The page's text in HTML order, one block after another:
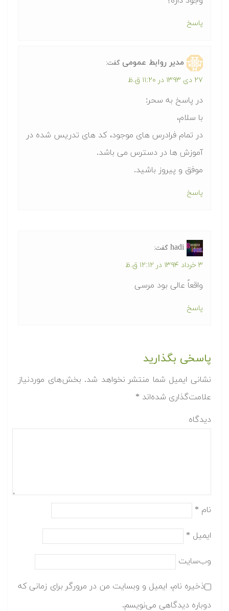
پاسخ
مدیر روابط عمومی گفت:
۲۷ دی ۱۳۹۳ در ۱۱:۲۰ ق.ظ
در پاسخ به سحر:
با سلام،
در تمام فرادرس های موجود، کد های تدریس شده در
آموزش ها در دسترس می باشد.
موفق و پیروز باشید.
پاسخ
hadi گفت:
۳ خرداد ۱۳۹۴ در ۱۲:۱۲ ق.ظ
واقعاً عالی بود مرسی
پاسخ
پاسخی بگذارید
نشانی ایمیل شما منتشر نخواهد شد. بخش‌های موردنیاز
علامت‌گذاری شده‌اند *
دیدگاه
نام *
ایمیل *
وب‌سایت
ذخیره نام، ایمیل و وبسایت من در مرورگر برای زمانی که
دوباره دیدگاهی می‌نویسم.